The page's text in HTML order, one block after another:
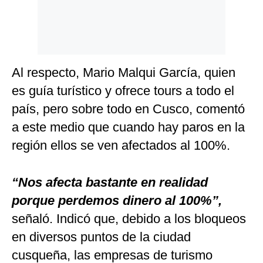
Al respecto, Mario Malqui García, quien
es guía turístico y ofrece tours a todo el
país, pero sobre todo en Cusco, comentó
a este medio que cuando hay paros en la
región ellos se ven afectados al 100%.
“Nos afecta bastante en realidad
porque perdemos dinero al 100%”,
señaló. Indicó que, debido a los bloqueos
en diversos puntos de la ciudad
cusqueña, las empresas de turismo